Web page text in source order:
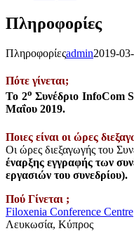
Πληροφορίες
Πληροφορίεςadmin2019-
Πότε γίνεται;
Το 2ο Συνέδριο InfoCom
Μαΐου 2019.
Ποιες είναι οι ώρες
Οι ώρες διεξαγωγής του
έναρξης εγγραφής των
εργασιών του συνεδρίου).
Πού Γίνεται ;
Filoxenia Conference Centre
Λευκωσία, Κύπρος